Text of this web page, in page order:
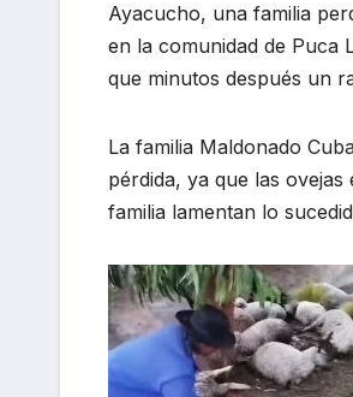
Ayacucho, una familia
en la comunidad de Puca
que minutos después un
La familia Maldonado
pérdida, ya que las
familia lamentan lo